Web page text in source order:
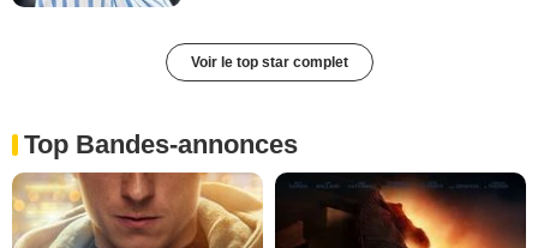
Voir le top star complet
Top Bandes-annonces